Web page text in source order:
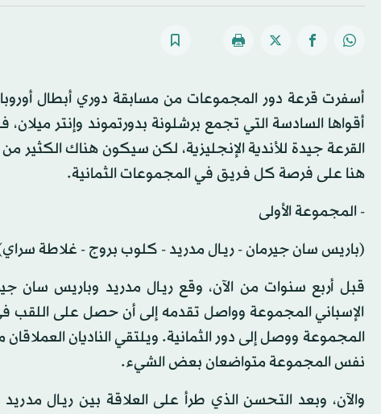
أسفرت قرعة دور المجموعات من مسابقة دوري أبطال
أقواها السادسة التي تجمع برشلونة بدورتموند وإنتر
القرعة جيدة للأندية الإنجليزية، لكن سيكون هناك الكثير
هنا على فرصة كل فريق في المجموعات الثمانية.
- المجموعة الأولى
(باريس سان جيرمان - ريـال مدريد - كلوب بروج - غلاطة
قبل أربع سنوات من الآن، وقع ريـال مدريد وباريس سان
الإسباني المجموعة وواصل تقدمه إلى أن حصل على اللقب
المجموعة ووصل إلى دور الثمانية. ويلتقي الناديان
نفس المجموعة متواضعان بعض الشيء.
والآن، وبعد التحسن الذي طرأ على العلاقة بين ريـال